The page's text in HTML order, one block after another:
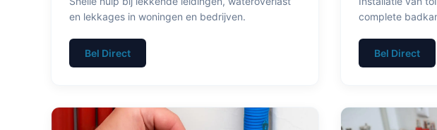
en lekkages in woningen en bedrijven.
Bel Direct
complete
Bel Direct